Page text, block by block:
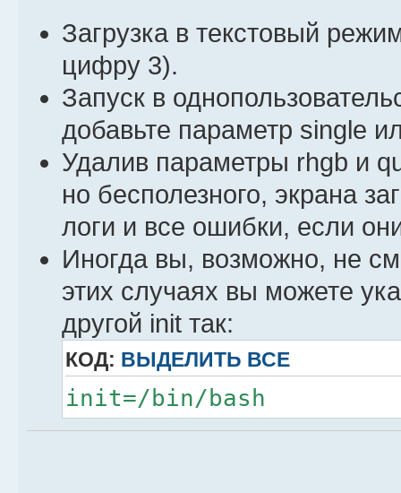
Загрузка в текстовый
цифру 3).
Запуск в
добавьте параметр single
Удалив параметры rhgb и
но бесполезного, экрана
логи и все ошибки, если
Иногда вы, возможно, не
этих случаях вы можете
другой init так:
КОД: ВЫДЕЛИТЬ ВСЕ
init=/bin/bash